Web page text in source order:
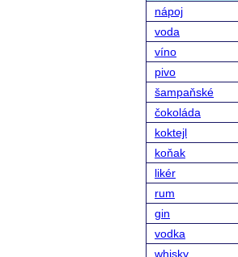
nápoj
voda
víno
pivo
šampaňské
čokoláda
koktejl
koňak
likér
rum
gin
vodka
whisky